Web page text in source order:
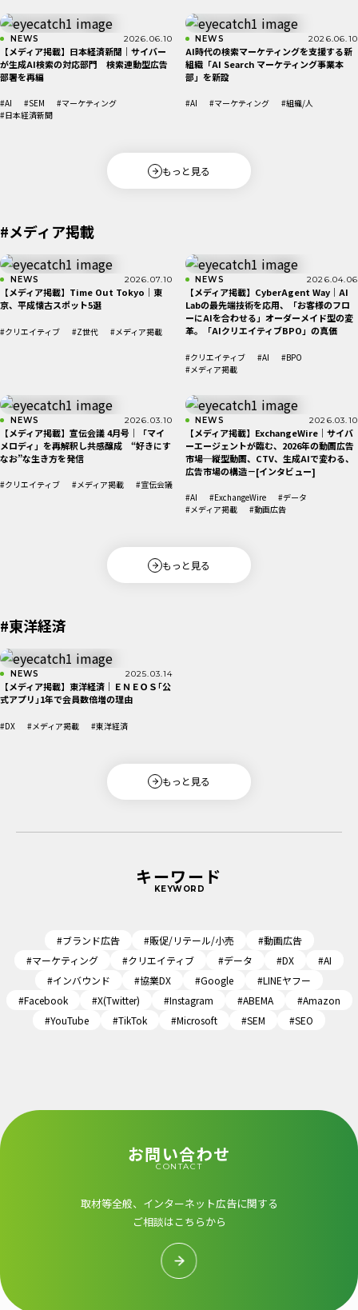
もっと見る
NEWS 2026.06.10
【メディア掲載】日本経済新聞｜サイバー
が生成AI検索の対応部門 検索連動型広告
部署を再編
#AI #SEM
#マーケティング
#日本経済新聞
NEWS 2026.06.10
AI時代の検索マーケティングを支援する新
組織「AI Search マーケティング事業本
部」を新設
#AI #マーケティング #組織/人
#メディア掲載
もっと見る
NEWS 2026.07.10
【メディア掲載】Time Out Tokyo｜東
京、平成懐古スポット5選
#クリエイティブ #Z世代 #メディア掲載
NEWS 2026.04.06
【メディア掲載】CyberAgent Way｜AI
Labの最先端技術を応用、「お客様のフロ
ーにAIを合わせる」オーダーメイド型の変
革。「AIクリエイティブBPO」の真価
#クリエイティブ #AI
#BPO
#メディア掲載
NEWS 2026.03.10
【メディア掲載】宣伝会議 4月号｜「マイ
メロディ」を再解釈し共感醸成 “好きにす
なお”な生き方を発信
#クリエイティブ #メディア掲載 #宣伝会議
NEWS 2026.03.10
【メディア掲載】ExchangeWire｜サイバ
ーエージェントが臨む、2026年の動画広告
市場─縦型動画、CTV、生成AIで変わる、
広告市場の構造－[インタビュー]
#AI #ExchangeWire
#データ
#メディア掲載
#動画広告
#東洋経済
もっと見る
NEWS 2025.03.14
【メディア掲載】東洋経済｜ＥＮＥＯＳ｢公
式アプリ｣1年で会員数倍増の理由
#DX #メディア掲載 #東洋経済
キーワード
KEYWORD
#ブランド広告 #販促/リテール/小売
#動画広告
#マーケティング
#クリエイティブ #データ #DX
#AI
#インバウンド
#協業DX #Google
#LINEヤフー
#Facebook
#X(Twitter) #Instagram #ABEMA
#Amazon
#YouTube
#TikTok #Microsoft #SEM #SEO
お問い合わせ
CONTACT
取材等全般、インターネット広告に関する
ご相談はこちらから